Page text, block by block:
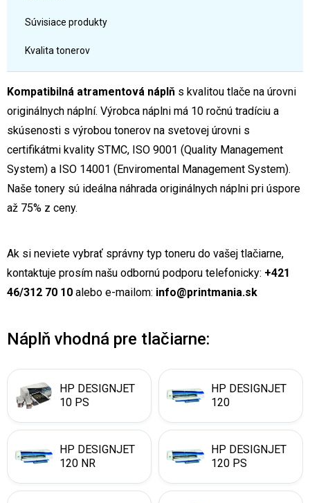
Súvisiace produkty
Kvalita tonerov
Kompatibilná atramentová náplň s kvalitou tlače na úrovni
originálnych náplní. Výrobca náplni má 10 ročnú tradíciu a
skúsenosti s výrobou tonerov na svetovej úrovni s
certifikátmi kvality STMC, ISO 9001 (Quality Management
System) a ISO 14001 (Enviromental Management System).
Naše tonery sú ideálna náhrada originálnych náplni pri úspore
až 75% z ceny.
Ak si neviete vybrať správny typ toneru do vašej tlačiarne,
kontaktuje prosím našu odbornú podporu telefonicky: +421
46/312 70 10 alebo e-mailom: info@printmania.sk
Náplň vhodná pre tlačiarne:
HP DESIGNJET
10 PS
HP DESIGNJET
120
HP DESIGNJET
120 NR
HP DESIGNJET
120 PS